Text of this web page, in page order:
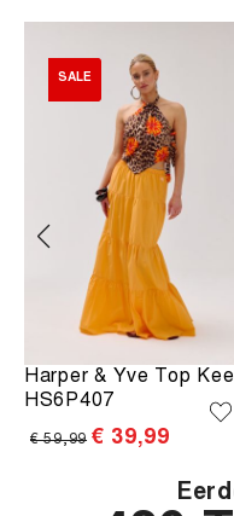
SALE
Harper & Yve Top
HS6P407
€ 59,99 € 39,99